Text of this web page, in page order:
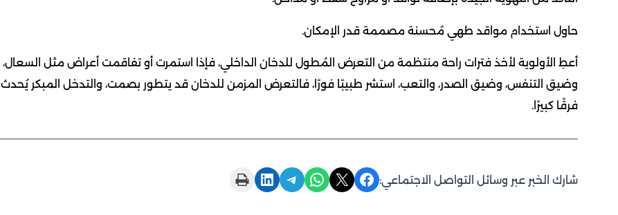
حاول استخدام مواقد طهي مُحسنة مصممة قدر الإمكان.
أعطِ الأولوية لأخذ فترات راحة منتظمة من التعرض المُطول للدخان الداخلي، فإذا استمرت أو تفاقمت أعراض مثل السعال،
وضيق التنفس، وضيق الصدر، والتعب، استشر طبيبًا فورًا، فالتعرض المزمن للدخان قد يتطور بصمت، والتدخل المبكر يُحدث
فرقًا كبيرًا.
شارك الخبر عبر وسائل التواصل الاجتماعي: Share on Facebook
Share on X
Share on WhatsApp
Share on Telegram
Share on LinkedIn
Print this Page